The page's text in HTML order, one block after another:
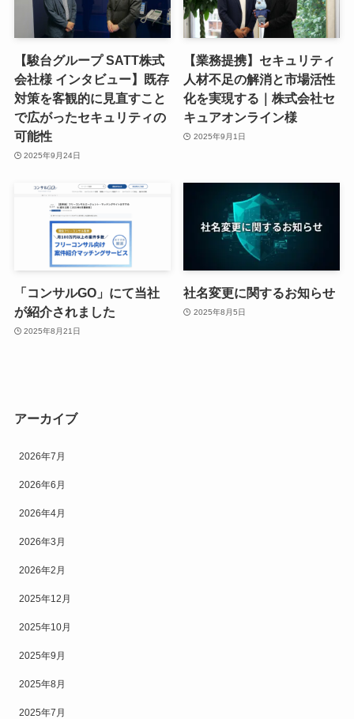
【駿台グループ SATT株式
会社様 インタビュー】既存
対策を客観的に見直すこと
で広がったセキュリティの
可能性
2025年9月24日
【業務提携】セキュリティ
人材不足の解消と市場活性
化を実現する｜株式会社セ
キュアオンライン様
2025年9月1日
「コンサルGO」にて当社
が紹介されました
2025年8月21日
社名変更に関するお知らせ
2025年8月5日
アーカイブ
2026年7月
2026年6月
2026年4月
2026年3月
2026年2月
2025年12月
2025年10月
2025年9月
2025年8月
2025年7月